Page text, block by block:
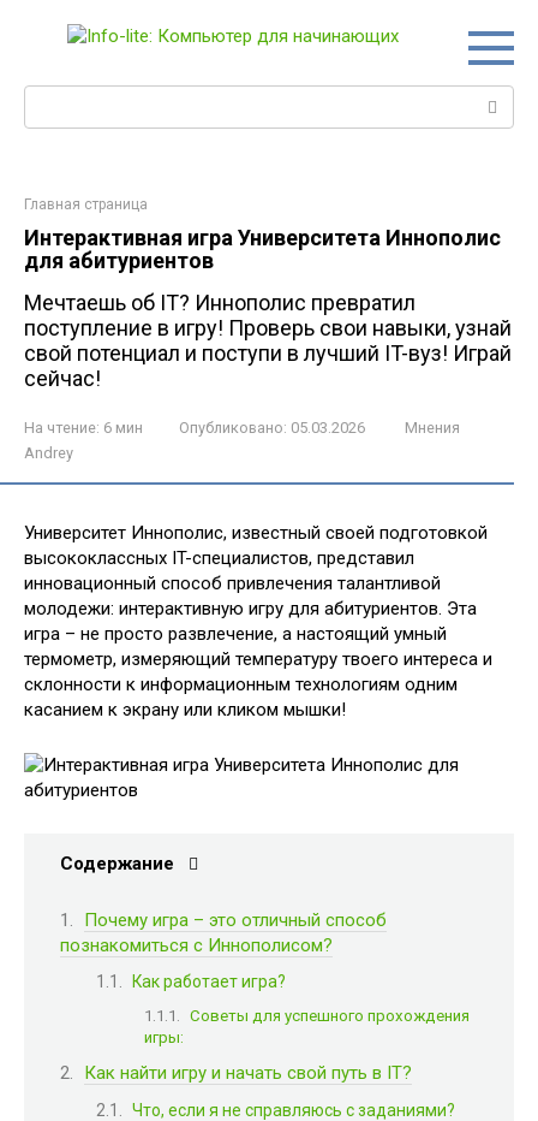
Главная страница
Интерактивная игра Университета Иннополис
для абитуриентов
Мечтаешь об IT? Иннополис превратил
поступление в игру! Проверь свои навыки, узнай
свой потенциал и поступи в лучший IT-вуз! Играй
сейчас!
На чтение: 6 мин Опубликовано: 05.03.2026
Мнения
Andrey
Университет Иннополис, известный своей подготовкой
высококлассных IT-специалистов, представил
инновационный способ привлечения талантливой
молодежи: интерактивную игру для абитуриентов. Эта
игра – не просто развлечение, а настоящий умный
термометр, измеряющий температуру твоего интереса и
склонности к информационным технологиям одним
касанием к экрану или кликом мышки!
Содержание
Почему игра – это отличный способ
познакомиться с Иннополисом?
Как работает игра?
Советы для успешного прохождения
игры:
Как найти игру и начать свой путь в IT?
Что, если я не справляюсь с заданиями?